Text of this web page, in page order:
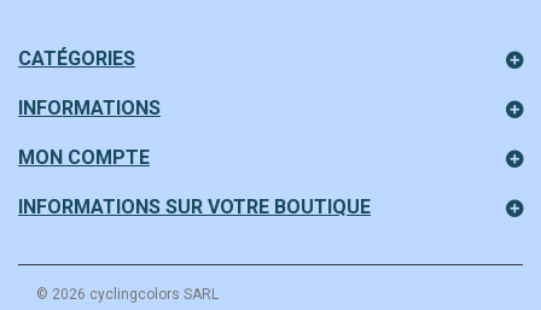
CATÉGORIES
INFORMATIONS
© 2026 cyclingcolors SARL
MON COMPTE
INFORMATIONS SUR VOTRE BOUTIQUE